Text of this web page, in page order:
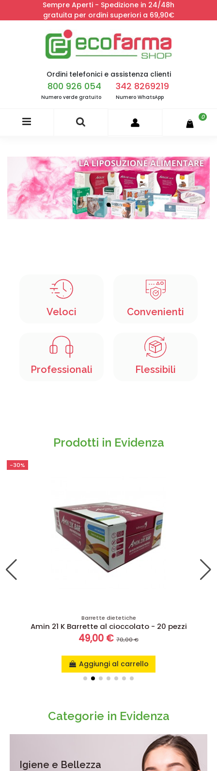
Sempre Aperti - Spedizione in 24/48h
gratuita per ordini superiori a 69,90€
Ordini telefonici e assistenza clienti
800 926 054
Numero verde gratuito
342 8269219
Numero WhatsApp
0
Veloci Convenienti
Professionali Flessibili
Prodotti in Evidenza
-15%
Kit dimagranti - Diete rapide
Kit promo: Amin 21 K Cacao con integratori
coadiuvanti
123,25 €
Aggiungi al carrello
Categorie in Evidenza
Igiene e Bellezza